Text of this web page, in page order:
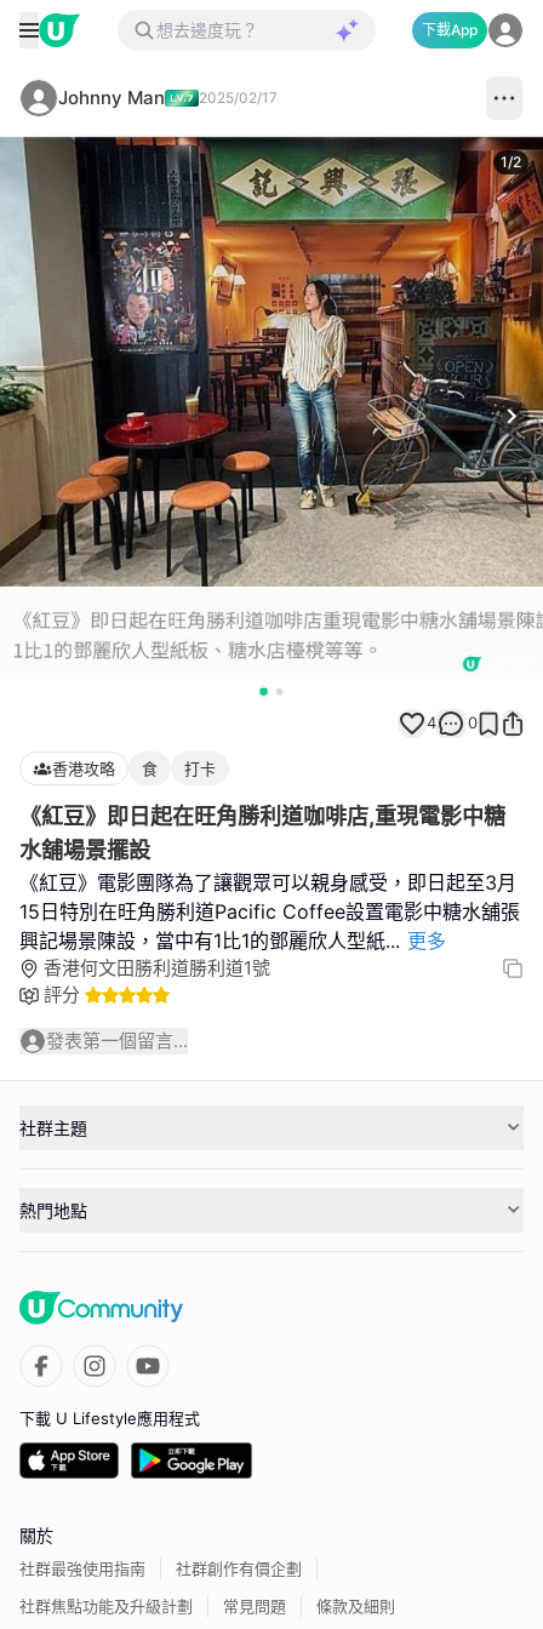
下載App
Johnny Man 2025/02/17
1/2
4 0
香港攻略 食 打卡
《紅豆》即日起在旺角勝利道咖啡店,重現電影中糖
水舖場景擺設
《紅豆》電影團隊為了讓觀眾可以親身感受，即日起至3月
15日特別在旺角勝利道Pacific Coffee設置電影中糖水舖張
興記場景陳設，當中有1比1的鄧麗欣人型紙... 更多
香港何文田勝利道勝利道1號
評分
發表第一個留言...
社群主題
熱門地點
下載 U Lifestyle應用程式
關於
社群最強使用指南
社群創作有價企劃
社群焦點功能及升級計劃
常見問題 條款及細則